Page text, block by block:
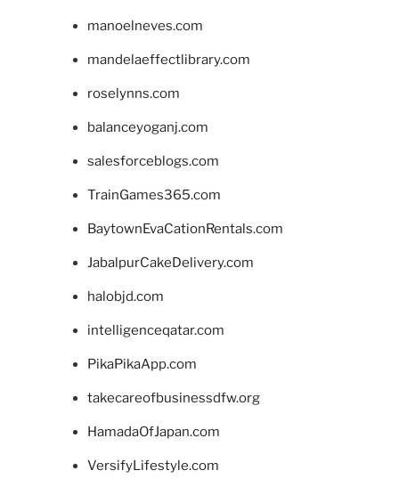
manoelneves.com
mandelaeffectlibrary.com
roselynns.com
balanceyoganj.com
salesforceblogs.com
TrainGames365.com
BaytownEvaCationRentals.com
JabalpurCakeDelivery.com
halobjd.com
intelligenceqatar.com
PikaPikaApp.com
takecareofbusinessdfw.org
HamadaOfJapan.com
VersifyLifestyle.com